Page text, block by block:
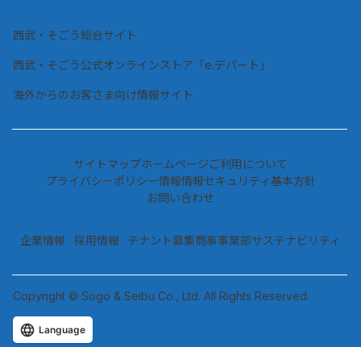
西武・そごう総合サイト
西武・そごう公式オンラインストア「e.デパート」
海外からのお客さま向け情報サイト
企業情報 採用情報 テナント募集商事事業部サステナビリティ
Copyright © Sogo & Seibu Co., Ltd. All Rights Reserved.
サイトマップホームページご利用について
プライバシーポリシー情報情報セキュリティ基本方針
お問い合わせ
Language